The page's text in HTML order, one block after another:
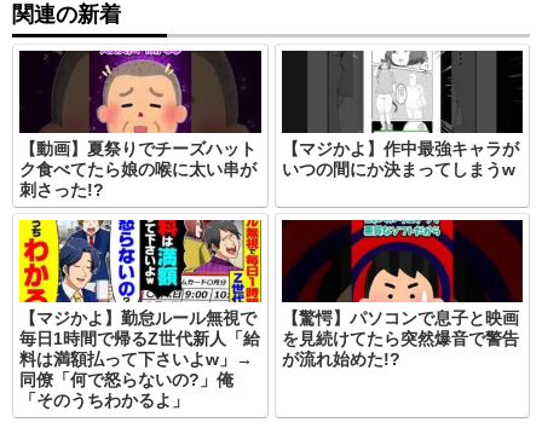
関連の新着
【動画】夏祭りでチーズハット
ク食べてたら娘の喉に太い串が
刺さった!?
【マジかよ】作中最強キャラが
いつの間にか決まってしまうw
【マジかよ】勤怠ルール無視で
毎日1時間で帰るZ世代新人「給
料は満額払って下さいよw」→
同僚「何で怒らないの?」俺
「そのうちわかるよ」
【驚愕】パソコンで息子と映画
を見続けてたら突然爆音で警告
が流れ始めた!?